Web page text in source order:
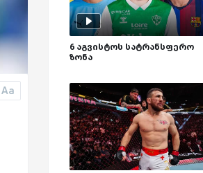
Aa
6 აგვისტოს სატრანსფერო
ზონა